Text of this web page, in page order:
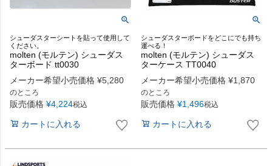
シューダスターシートを貼って使用して
ください。
molten (モルテン) シューダス
ターボード tt0030
メーカー希望小売価格 ¥5,280
のところ
販売価格 ¥4,224税込
カートに入れる
シューダスターボードをどこにでも持ち
運べる！
molten (モルテン) シューダス
ターケース TT0040
メーカー希望小売価格 ¥1,870
のところ
販売価格 ¥1,496税込
カートに入れる